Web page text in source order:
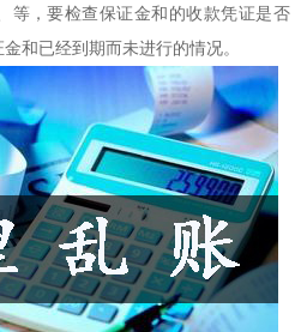
等，要检查保证金和的收款凭证是否
和已经到期而未进行的情况。